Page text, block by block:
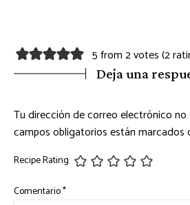
5 from 2 votes (2
Deja una
Tu dirección de correo electrónico no
campos obligatorios están marcados
Recipe Rating
Comentario*